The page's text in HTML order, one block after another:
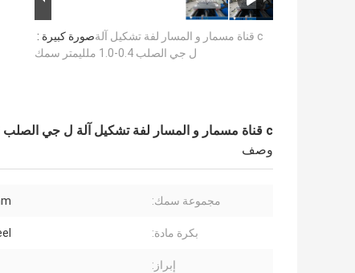
صورة كبيرة :c قناة مسمار و المسار لفة تشكيل آلة
ل جي الصلب 0.4-1.0 ملليمتر سمك
c قناة مسمار و المسار لفة تشكيل آلة ل جي الصلب 0.4-1.0 ملليمتر سمك
وصف
مجموعة سمك:
بكرة مادة:
إبراز: